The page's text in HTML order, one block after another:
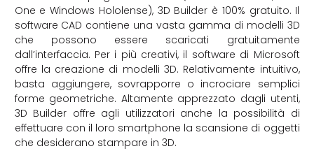
One e Windows Hololense), 3D Builder è 100% gratuito. Il
software CAD contiene una vasta gamma di modelli 3D
che possono essere scaricati gratuitamente
dall’interfaccia. Per i più creativi, il software di Microsoft
offre la creazione di modelli 3D. Relativamente intuitivo,
basta aggiungere, sovrapporre o incrociare semplici
forme geometriche. Altamente apprezzato dagli utenti,
3D Builder offre agli utilizzatori anche la possibilità di
effettuare con il loro smartphone la scansione di oggetti
che desiderano stampare in 3D.